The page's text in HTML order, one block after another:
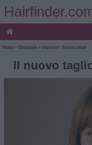
Home> Domande e risposte> Acconciature
Il nuovo